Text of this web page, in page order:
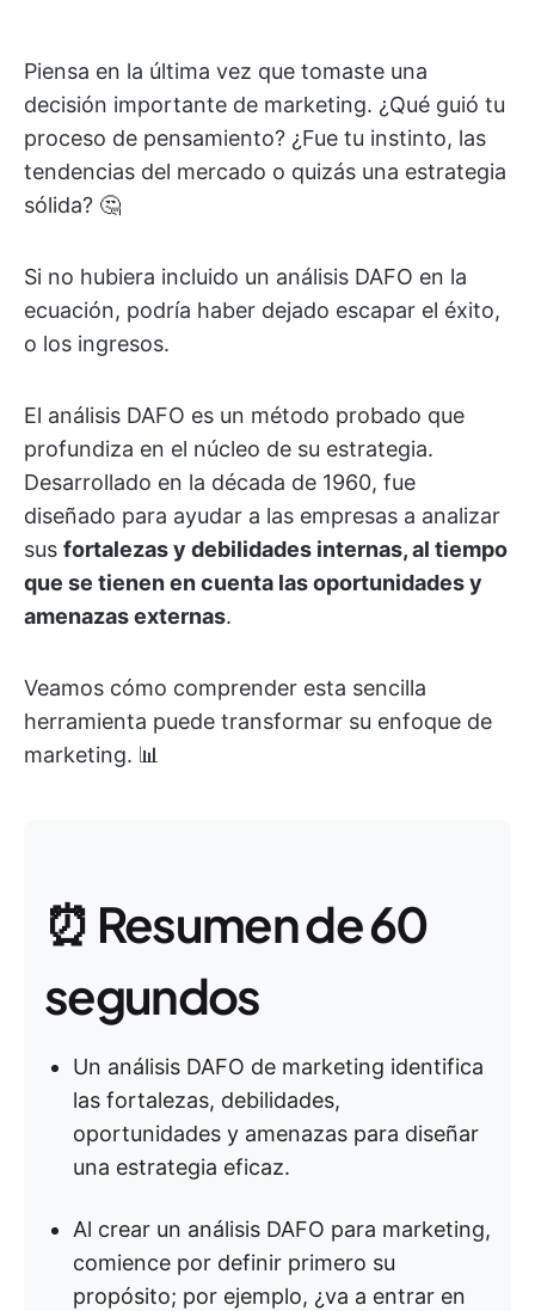
Piensa en la última vez que tomaste una
decisión importante de marketing. ¿Qué guió tu
proceso de pensamiento? ¿Fue tu instinto, las
tendencias del mercado o quizás una estrategia
sólida? 🤔
Si no hubiera incluido un análisis DAFO en la
ecuación, podría haber dejado escapar el éxito,
o los ingresos.
El análisis DAFO es un método probado que
profundiza en el núcleo de su estrategia.
Desarrollado en la década de 1960, fue
diseñado para ayudar a las empresas a analizar
sus fortalezas y debilidades internas, al tiempo
que se tienen en cuenta las oportunidades y
amenazas externas.
Veamos cómo comprender esta sencilla
herramienta puede transformar su enfoque de
marketing. 📊
⏰ Resumen de 60
segundos
Un análisis DAFO de marketing identifica
las fortalezas, debilidades,
oportunidades y amenazas para diseñar
una estrategia eficaz.
Al crear un análisis DAFO para marketing,
comience por definir primero su
propósito; por ejemplo, ¿va a entrar en